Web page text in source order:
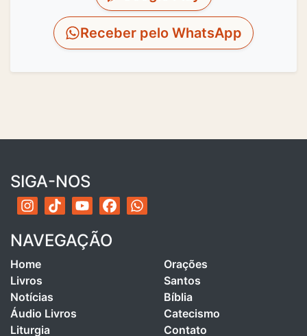
Receber pelo WhatsApp
SIGA-NOS
NAVEGAÇÃO
Home
Livros
Notícias
Áudio Livros
Liturgia
Orações
Santos
Bíblia
Catecismo
Contato